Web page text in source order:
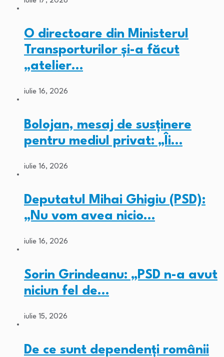
O directoare din Ministerul
Transporturilor și-a făcut
„atelier…
iulie 16, 2026
Bolojan, mesaj de susținere
pentru mediul privat: „Îi…
iulie 16, 2026
Deputatul Mihai Ghigiu (PSD):
„Nu vom avea nicio…
iulie 16, 2026
Sorin Grindeanu: „PSD n-a avut
niciun fel de…
iulie 15, 2026
De ce sunt dependenți românii